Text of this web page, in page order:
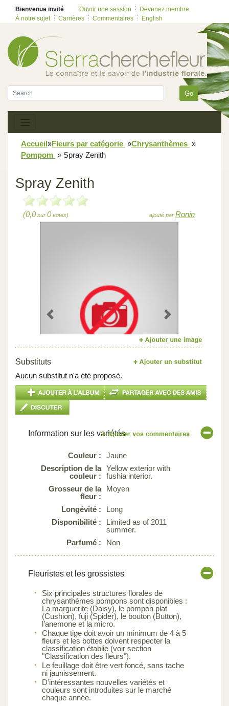
Bienvenue invité Ouvrir une session
Devenez membre
À notre sujet
Carrières Commentaires English
Go
Accueil»Fleurs par catégorie »Chrysanthèmes »
Pompom » Spray Zenith
Spray Zenith
(0,0sur 0votes) ajouté par Ronin
Previous Next
Substituts
Aucun substitut n'a été proposé.
Information sur les variétés
Couleur :
Jaune
Description de la
couleur :
Yellow exterior with
fushia interior.
Grosseur de la
fleur :
Moyen
Longévité :
Long
Disponibilité :
Limited as of 2011
summer.
Parfumé :
Non
Fleuristes et les grossistes
Six principales structures florales de
chrysanthèmes pompons sont disponibles :
La marguerite (Daisy), le pompon plat
(Cushion), fuji (Spider), le bouton (Button),
l’anemone et la micro.
Chaque tige doit avoir un minimum de 4 à 5
fleurs et les bottes doivent respecter la
classification établie (voir section
"Classification des fleurs").
Le feuillage doit être vert foncé, sans tache
ni jaunissement.
D’intéressantes nouvelles variétés et
couleurs sont introduites sur le marché
chaque année.